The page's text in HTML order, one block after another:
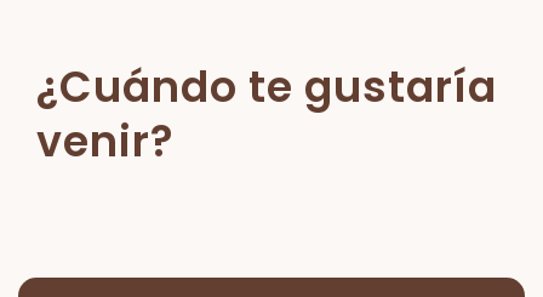
¿Cuándo te gustaría
venir?